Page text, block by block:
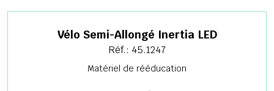
Vélo Semi-Allongé Inertia LED
Réf.: 45.1247
Matériel de rééducation